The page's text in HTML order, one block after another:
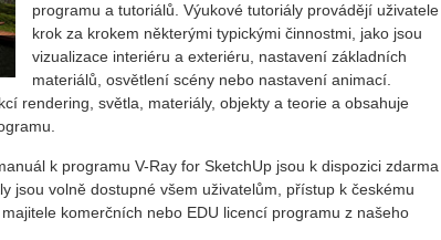
programu a tutoriálů. Výukové tutoriály provádějí uživatele
krok za krokem některými typickými činnostmi, jako jsou
vizualizace interiéru a exteriéru, nastavení základních
materiálů, osvětlení scény nebo nastavení animací.
rendering, světla, materiály, objekty a teorie a obsahuje
k programu V-Ray for SketchUp jsou k dispozici zdarma
jsou volně dostupné všem uživatelům, přístup k českému
komerčních nebo EDU licencí programu z našeho